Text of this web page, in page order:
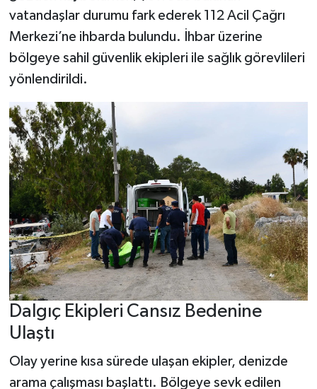
vatandaşlar durumu fark ederek 112 Acil Çağrı
Merkezi’ne ihbarda bulundu. İhbar üzerine
bölgeye sahil güvenlik ekipleri ile sağlık görevlileri
yönlendirildi.
Dalgıç Ekipleri Cansız Bedenine
Ulaştı
Olay yerine kısa sürede ulaşan ekipler, denizde
arama çalışması başlattı. Bölgeye sevk edilen